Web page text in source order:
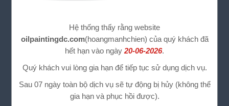
Hệ thống thấy rằng website
oilpaintingdc.com(hoangmanhchien) của quý khách đã
hết hạn vào ngày20-06-2026.
Quý khách vui lòng gia hạn để tiếp tục sử dụng dịch vụ.
Sau 07 ngày toàn bộ dịch vụ sẽ tự động bị hủy (không thể
gia hạn và phục hồi được).